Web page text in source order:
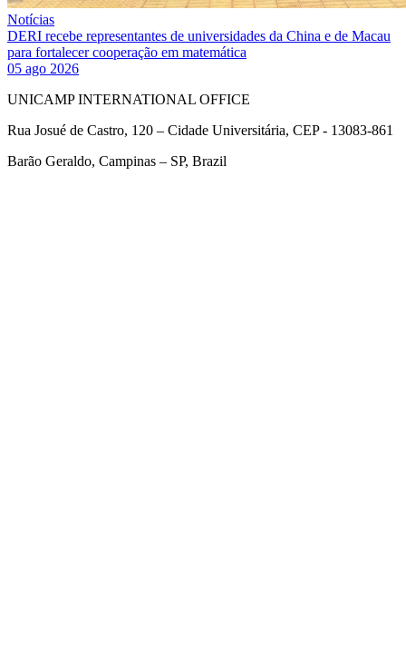
Notícias
DERI recebe representantes de universidades da China e de Macau
para fortalecer cooperação em matemática
05 ago 2026
UNICAMP INTERNATIONAL OFFICE
Rua Josué de Castro, 120 – Cidade Universitária, CEP - 13083-861
Barão Geraldo, Campinas – SP, Brazil